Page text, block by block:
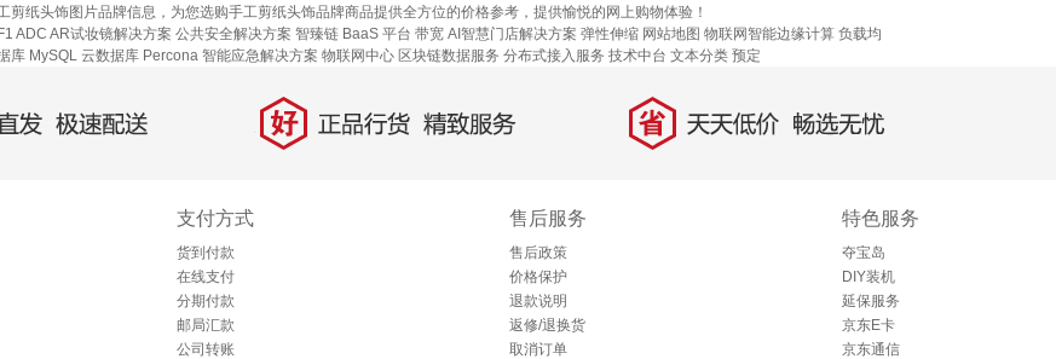
纸头饰图片品牌信息，为您选购手工剪纸头饰品牌商品提供全方位的价格参考，提供愉悦的网上购物体验！
ADC AR试妆镜解决方案 公共安全解决方案 智臻链 BaaS 平台 带宽 AI智慧门店解决方案 弹性伸缩 网站地图 物联网智能边缘计算 负载均
库 MySQL 云数据库 Percona 智能应急解决方案 物联网中心 区块链数据服务 分布式接入服务 技术中台 文本分类 预定
，极速配送 好 正品行货，精致服务 省 天天低价，畅选无忧
支付方式
货到付款
在线支付
分期付款
邮局汇款
公司转账
售后服务
售后政策
价格保护
退款说明
返修/退换货
取消订单
特色服务
夺宝岛
DIY装机
延保服务
京东E卡
京东通信